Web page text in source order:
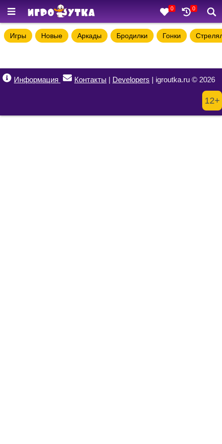
0 0
Игры Новые Аркады Бродилки Гонки
Информация Контакты | Developers | igroutka.ru © 2026
12+